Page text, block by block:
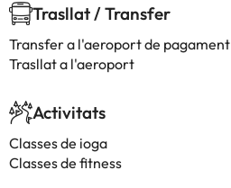
Trasllat / Transfer
Transfer a l'aeroport de pagament
Trasllat a l'aeroport
Activitats
Classes de ioga
Classes de fitness